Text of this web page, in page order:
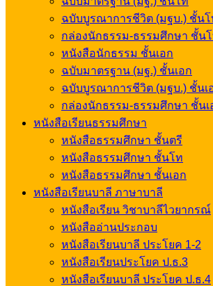
ฉบับบูรณาการชีวิต (มฐบ.) ชั้นโ
กล่องนักธรรม-ธรรมศึกษา ชั้น
หนังสือนักธรรม ชั้นเอก
ฉบับมาตรฐาน (มฐ.) ชั้นเอก
ฉบับบูรณาการชีวิต (มฐบ.) ชั้นเ
กล่องนักธรรม-ธรรมศึกษา ชั้นเ
หนังสือเรียนธรรมศึกษา
หนังสือธรรมศึกษา ชั้นตรี
หนังสือธรรมศึกษา ชั้นโท
หนังสือธรรมศึกษา ชั้นเอก
หนังสือเรียนบาลี ภาษาบาลี
หนังสือเรียน วิชาบาลีไวยากรณ์
หนังสืออ่านประกอบ
หนังสือเรียนบาลี ประโยค 1-2
หนังสือเรียนประโยค ป.ธ.3
หนังสือเรียนบาลี ประโยค ป.ธ.4